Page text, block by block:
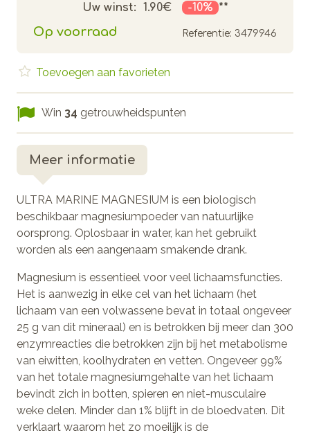
Uw winst: 1.90€ -10% **
Op voorraad Referentie: 3479946
Toevoegen aan favorieten
Win 34 getrouwheidspunten
Meer informatie
ULTRA MARINE MAGNESIUM is een biologisch
beschikbaar magnesiumpoeder van natuurlijke
oorsprong. Oplosbaar in water, kan het gebruikt
worden als een aangenaam smakende drank.
Magnesium is essentieel voor veel lichaamsfuncties.
Het is aanwezig in elke cel van het lichaam (het
lichaam van een volwassene bevat in totaal ongeveer
25 g van dit mineraal) en is betrokken bij meer dan 300
enzymreacties die betrokken zijn bij het metabolisme
van eiwitten, koolhydraten en vetten. Ongeveer 99%
van het totale magnesiumgehalte van het lichaam
bevindt zich in botten, spieren en niet-musculaire
weke delen. Minder dan 1% blijft in de bloedvaten. Dit
verklaart waarom het zo moeilijk is de